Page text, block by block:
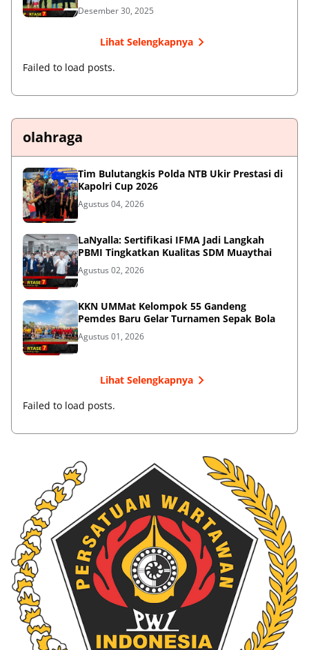
Desember 30, 2025
Lihat Selengkapnya
Failed to load posts.
olahraga
Tim Bulutangkis Polda NTB Ukir Prestasi di
Kapolri Cup 2026
Agustus 04, 2026
LaNyalla: Sertifikasi IFMA Jadi Langkah
PBMI Tingkatkan Kualitas SDM Muaythai
Agustus 02, 2026
KKN UMMat Kelompok 55 Gandeng
Pemdes Baru Gelar Turnamen Sepak Bola
Agustus 01, 2026
Lihat Selengkapnya
Failed to load posts.